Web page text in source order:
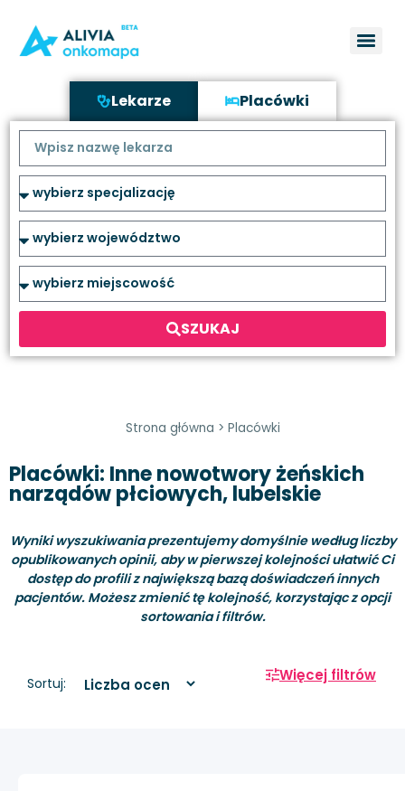
Lekarze Placówki
SZUKAJ
Strona główna > Placówki
Placówki: Inne nowotwory żeńskich
narządów płciowych, lubelskie
Wyniki wyszukiwania prezentujemy domyślnie według liczby
opublikowanych opinii, aby w pierwszej kolejności ułatwić Ci
dostęp do profili z największą bazą doświadczeń innych
pacjentów. Możesz zmienić tę kolejność, korzystając z opcji
sortowania i filtrów.
Sortuj: Więcej filtrów